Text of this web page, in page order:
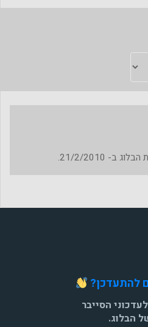
ב- 21/2/2010.
להתעדכן?
הסייבר
הבלוג.